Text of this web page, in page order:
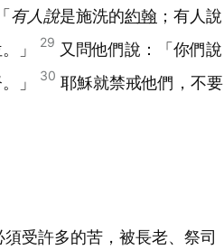
有人說是施洗的約翰 ；有人說
」 29 又問他們說：「你們說
」 30 耶穌就禁戒他們，不要
受許多的苦，被長老、祭司